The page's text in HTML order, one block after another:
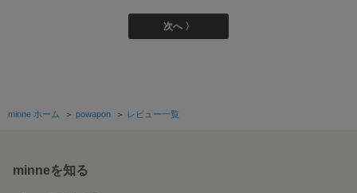
次へ 〉
minne ホーム ＞ powapon ＞ レビュー一覧
minneを知る